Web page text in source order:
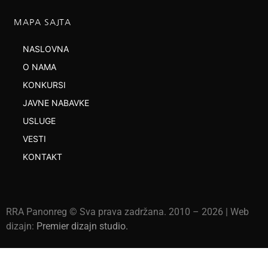
MAPA SAJTA
NASLOVNA
O NAMA
KONKURSI
JAVNE NABAVKE
USLUGE
VESTI
KONTAKT
RRA Panonreg © Sva prava zadržana. 2010 – 2026 | Web
dizajn: Premier dizajn studio.